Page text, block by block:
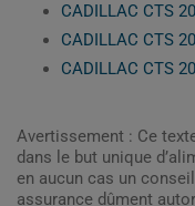
CADILLAC CTS
CADILLAC CTS
CADILLAC CTS
Avertissement : Ce
dans le but unique
en aucun cas un
assurance dûment